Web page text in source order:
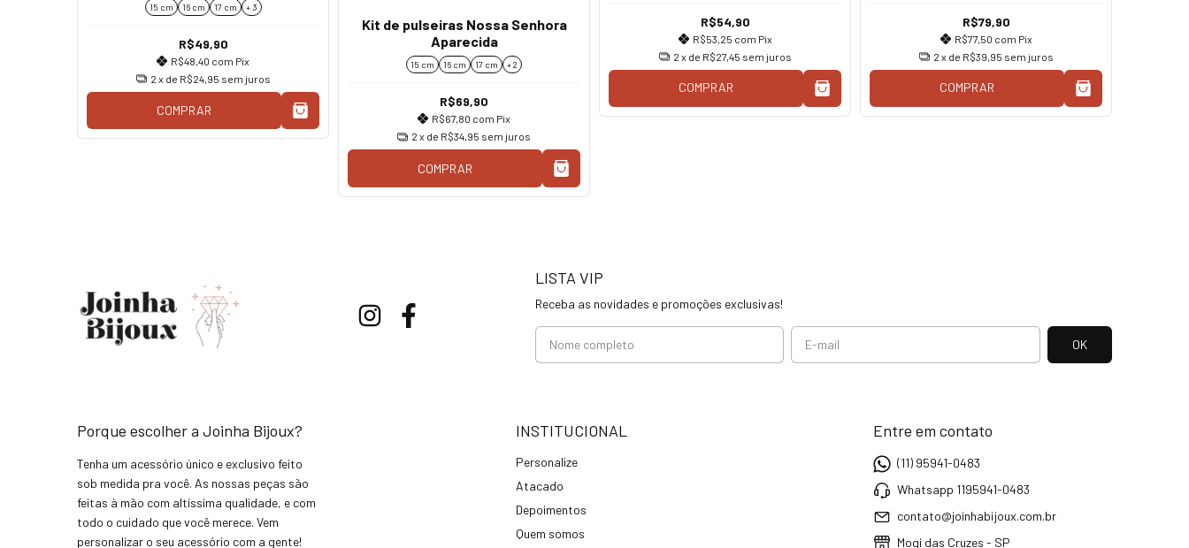
15 cm 16 cm 17 cm + 3
R$49,90
R$48,40 com Pix
2 x de R$24,95 sem juros
COMPRAR
Kit de pulseiras Nossa Senhora
Aparecida
15 cm 16 cm 17 cm + 2
R$69,90
R$67,80 com Pix
2 x de R$34,95 sem juros
COMPRAR
R$54,90
R$53,25 com Pix
2 x de R$27,45 sem juros
COMPRAR
R$79,90
R$77,50 com Pix
2 x de R$39,95 sem juros
COMPRAR
LISTA VIP
Receba as novidades e promoções exclusivas!
Porque escolher a Joinha Bijoux?
Tenha um acessório único e exclusivo feito
sob medida pra você. As nossas peças são
feitas à mão com altíssima qualidade, e com
todo o cuidado que você merece. Vem
personalizar o seu acessório com a gente!
INSTITUCIONAL
Personalize
Atacado
Depoimentos
Quem somos
Entre em contato
(11) 95941-0483
Whatsapp 1195941-0483
contato@joinhabijoux.com.br
Mogi das Cruzes - SP